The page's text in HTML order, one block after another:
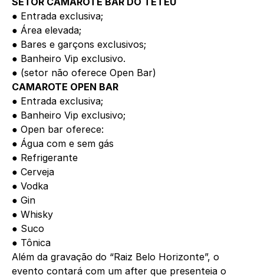
● Entrada exclusiva;
● Área elevada;
● Bares e garçons exclusivos;
● Banheiro Vip exclusivo.
● (setor não oferece Open Bar)
CAMAROTE OPEN BAR
● Entrada exclusiva;
● Banheiro Vip exclusivo;
● Open bar oferece:
● Água com e sem gás
● Refrigerante
● Cerveja
● Vodka
● Gin
● Whisky
● Suco
● Tônica
Além da gravação do “Raiz Belo Horizonte”, o
evento contará com um after que presenteia o